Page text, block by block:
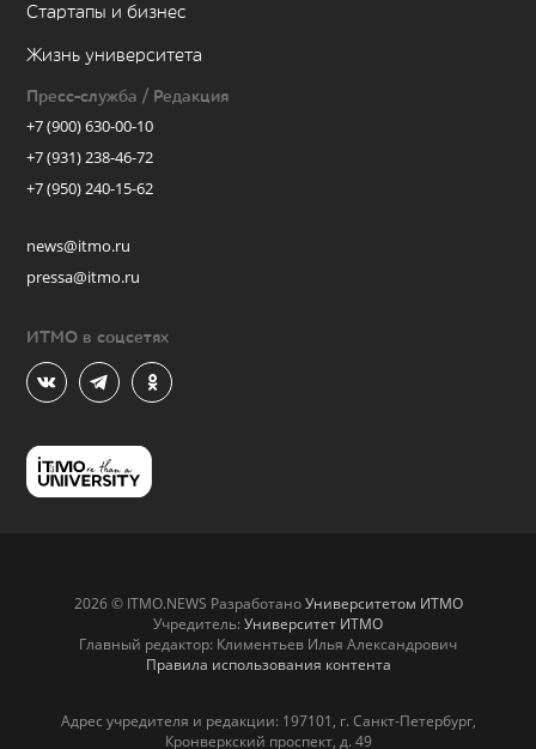
Стартапы и бизнес
Жизнь университета
Пресс-служба / Редакция
+7 (900) 630-00-10
+7 (931) 238-46-72
+7 (950) 240-15-62
news@itmo.ru
pressa@itmo.ru
ИТМО в соцсетях
2026 © ITMO.NEWS РазработаноУниверситетом ИТМО
Учредитель: Университет ИТМО
Главный редактор: Климентьев Илья Александрович
Правила использования контента
Адрес учредителя и редакции: 197101, г. Санкт-Петербург,
Кронверкский проспект, д. 49